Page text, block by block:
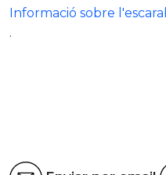
Informació sobre
.